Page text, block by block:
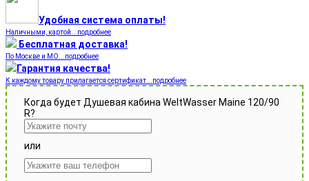
Удобная система оплаты!
Наличными, картой...подробнее
Бесплатная доставка!
По Москве и МО...подробнее
Гарантия качества!
К каждому товару прилагается сертификат...подробнее
Когда будет Душевая кабина WeltWasser Maine 120/90
R?
или